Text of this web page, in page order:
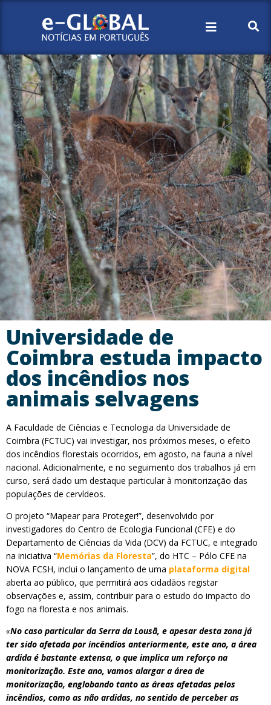
Universidade de
Coimbra estuda impacto
dos incêndios nos
animais selvagens
A Faculdade de Ciências e Tecnologia da Universidade de
Coimbra (FCTUC) vai investigar, nos próximos meses, o efeito
dos incêndios florestais ocorridos, em agosto, na fauna a nível
nacional. Adicionalmente, e no seguimento dos trabalhos já em
curso, será dado um destaque particular à monitorização das
populações de cervídeos.
O projeto “Mapear para Proteger!”, desenvolvido por
investigadores do Centro de Ecologia Funcional (CFE) e do
Departamento de Ciências da Vida (DCV) da FCTUC, e integrado
na iniciativa “Memórias da Floresta”, do HTC – Pólo CFE na
NOVA FCSH, inclui o lançamento de uma plataforma digital
aberta ao público, que permitirá aos cidadãos registar
observações e, assim, contribuir para o estudo do impacto do
fogo na floresta e nos animais.
«No caso particular da Serra da Lousã, e apesar desta zona já
ter sido afetada por incêndios anteriormente, este ano, a área
ardida é bastante extensa, o que implica um reforço na
monitorização. Este ano, vamos alargar a área de
monitorização, englobando tanto as áreas afetadas pelos
incêndios, como as não ardidas, no sentido de perceber as